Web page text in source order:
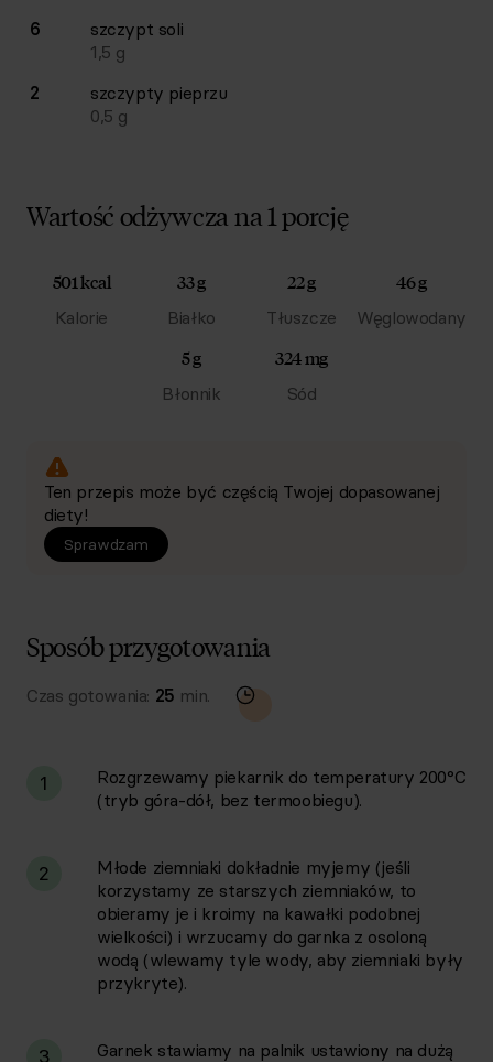
6
szczypt soli
1,5 g
2
szczypty pieprzu
0,5 g
Wartość odżywcza na 1 porcję
501 kcal
Kalorie
33 g
Białko
22 g
Tłuszcze
46 g
Węglowodany
5 g
Błonnik
324 mg
Sód
Ten przepis może być częścią Twojej dopasowanej
diety!
Sprawdzam
Sposób przygotowania
Czas gotowania: 25 min.
1
Rozgrzewamy piekarnik do temperatury 200°C
(tryb góra-dół, bez termoobiegu).
2
Młode ziemniaki dokładnie myjemy (jeśli
korzystamy ze starszych ziemniaków, to
obieramy je i kroimy na kawałki podobnej
wielkości) i wrzucamy do garnka z osoloną
wodą (wlewamy tyle wody, aby ziemniaki były
przykryte).
3
Garnek stawiamy na palnik ustawiony na dużą